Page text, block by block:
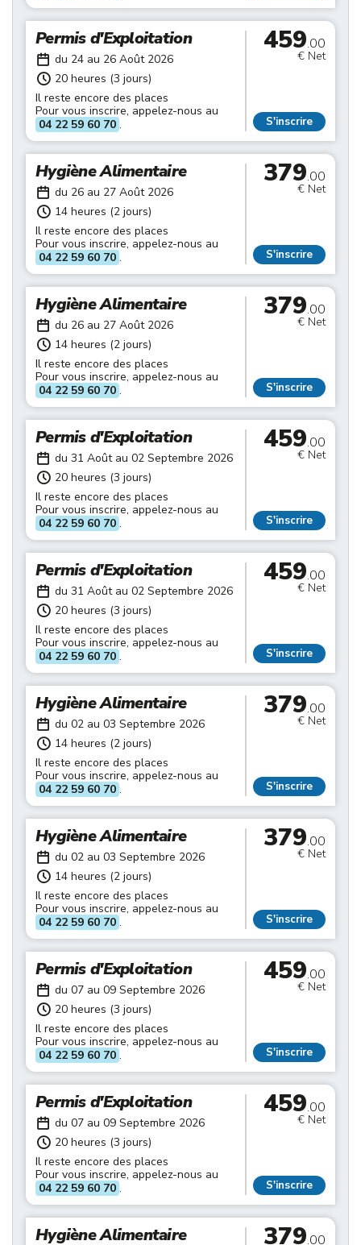
Permis d'Exploitation
du 24 au 26 Août 2026
20 heures (3 jours)
Il reste encore des places
Pour vous inscrire, appelez-nous au
04 22 59 60 70 .
459.00
€ Net
S'inscrire
Hygiène Alimentaire
du 26 au 27 Août 2026
14 heures (2 jours)
Il reste encore des places
Pour vous inscrire, appelez-nous au
04 22 59 60 70 .
379.00
€ Net
S'inscrire
Hygiène Alimentaire
du 26 au 27 Août 2026
14 heures (2 jours)
Il reste encore des places
Pour vous inscrire, appelez-nous au
04 22 59 60 70 .
379.00
€ Net
S'inscrire
Permis d'Exploitation
du 31 Août au 02 Septembre 2026
20 heures (3 jours)
Il reste encore des places
Pour vous inscrire, appelez-nous au
04 22 59 60 70 .
459.00
€ Net
S'inscrire
Permis d'Exploitation
du 31 Août au 02 Septembre 2026
20 heures (3 jours)
Il reste encore des places
Pour vous inscrire, appelez-nous au
04 22 59 60 70 .
459.00
€ Net
S'inscrire
Hygiène Alimentaire
du 02 au 03 Septembre 2026
14 heures (2 jours)
Il reste encore des places
Pour vous inscrire, appelez-nous au
04 22 59 60 70 .
379.00
€ Net
S'inscrire
Hygiène Alimentaire
du 02 au 03 Septembre 2026
14 heures (2 jours)
Il reste encore des places
Pour vous inscrire, appelez-nous au
04 22 59 60 70 .
379.00
€ Net
S'inscrire
Permis d'Exploitation
du 07 au 09 Septembre 2026
20 heures (3 jours)
Il reste encore des places
Pour vous inscrire, appelez-nous au
04 22 59 60 70 .
459.00
€ Net
S'inscrire
Permis d'Exploitation
du 07 au 09 Septembre 2026
20 heures (3 jours)
Il reste encore des places
Pour vous inscrire, appelez-nous au
04 22 59 60 70 .
459.00
€ Net
S'inscrire
Hygiène Alimentaire 379.00